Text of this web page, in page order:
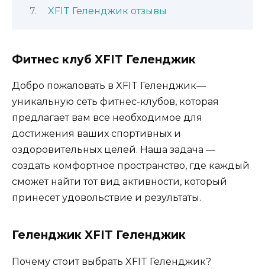
XFIT Геленджик отзывы
Фитнес клуб XFIT Геленджик
Добро пожаловать в XFIT Геленджик—
уникальную сеть фитнес-клубов, которая
предлагает вам все необходимое для
достижения ваших спортивных и
оздоровительных целей. Наша задача —
создать комфортное пространство, где каждый
сможет найти тот вид активности, который
принесет удовольствие и результаты.
Геленджик XFIT Геленджик
Почему стоит выбрать XFIT Геленджик?